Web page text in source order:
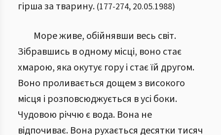
гірша за тварину. (177-274, 20.05.1988)
Море живе, обійнявши весь світ.
Зібравшись в одному місці, воно стає
хмарою, яка окутує гору і стає їй другом.
Воно проливається дощем з високого
місця і розповсюджується в усі боки.
Чудовою річчю є вода. Вона не
відпочиває. Вона рухається десятки тисяч